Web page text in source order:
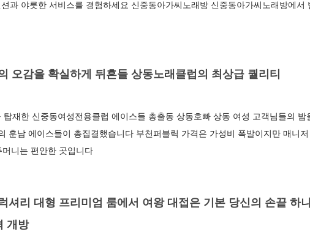
과 야릇한 서비스를 경험하세요 신중동아가씨노래방 신중동아가씨노래방에서
오감을 확실하게 뒤흔들 상동노래클럽의 최상급 퀄리티
재한 신중동여성전용클럽 에이스들 총출동 상동호빠 상동 여성 고객님들의 밤
훈남 에이스들이 총집결했습니다 부천퍼블릭 가격은 가성비 폭발이지만 매니
니는 편안한 곳입니다
셔리 대형 프리미엄 룸에서 여왕 대접은 기본 당신의 손끝 하
개방